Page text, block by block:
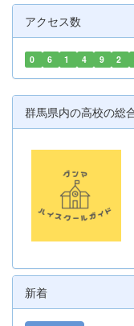
アクセス数
0 6 1 4 9 2
群馬県内の高校の総
新着